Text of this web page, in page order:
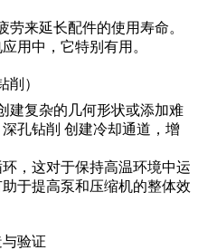
来延长配件的使用寿命。
用中，它特别有用。
削）
建复杂的几何形状或添加难
深孔钻削 创建冷却通道，增
，这对于保持高温环境中运
于提高泵和压缩机的整体效
验证